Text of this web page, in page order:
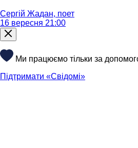
Сергій Жадан, поет
16 вересня 21:00
Ми працюємо тільки за
Підтримати «Свідомі»